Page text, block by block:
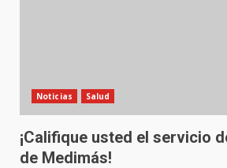
Noticias Salud
¡Califique usted el servicio
de Medimás!